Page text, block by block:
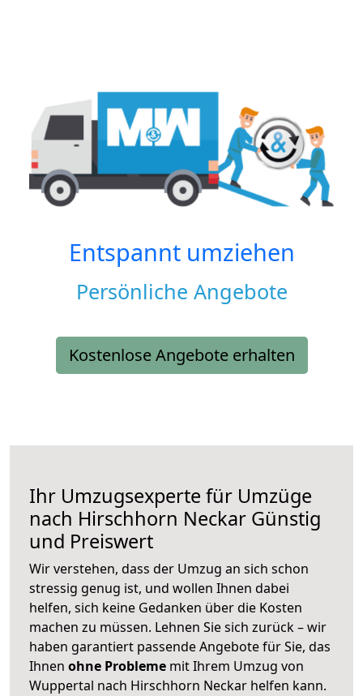
Entspannt umziehen
Persönliche Angebote
Kostenlose Angebote erhalten
Ihr Umzugsexperte für Umzüge
nach Hirschhorn Neckar Günstig
und Preiswert
Wir verstehen, dass der Umzug an sich schon
stressig genug ist, und wollen Ihnen dabei
helfen, sich keine Gedanken über die Kosten
machen zu müssen. Lehnen Sie sich zurück – wir
haben garantiert passende Angebote für Sie, das
Ihnen ohne Probleme mit Ihrem Umzug von
Wuppertal nach Hirschhorn Neckar helfen kann.